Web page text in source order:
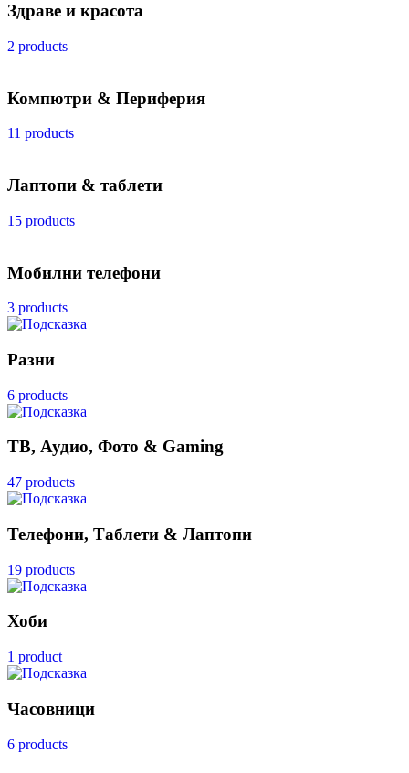
Здраве и красота
2 products
Компютри & Периферия
11 products
Лаптопи & таблети
15 products
Мобилни телефони
3 products
Разни
6 products
ТВ, Аудио, Фото & Gaming
47 products
Телефони, Таблети & Лаптопи
19 products
Хоби
1 product
Часовници
6 products